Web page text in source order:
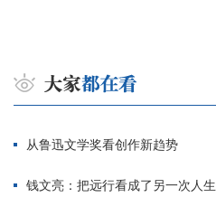
从鲁迅文学奖看创作新趋势
钱文亮：把远行看成了另一次人生